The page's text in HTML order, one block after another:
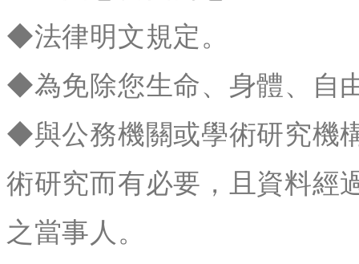
◆法律明文規定。
◆為免除您生命、身體、自
◆與公務機關或學術研究機
術研究而有必要，且資料經
之當事人。